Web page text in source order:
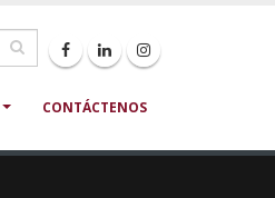
CONTÁCTENOS